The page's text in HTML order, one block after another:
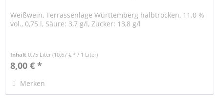
Weißwein, Terrassenlage Württemberg halbtrocken, 11.0 %
vol., 0,75 l, Säure: 3,7 g/l, Zucker: 13,8 g/l
Inhalt0.75 Liter(10,67 € * / 1 Liter)
8,00 € *
Merken